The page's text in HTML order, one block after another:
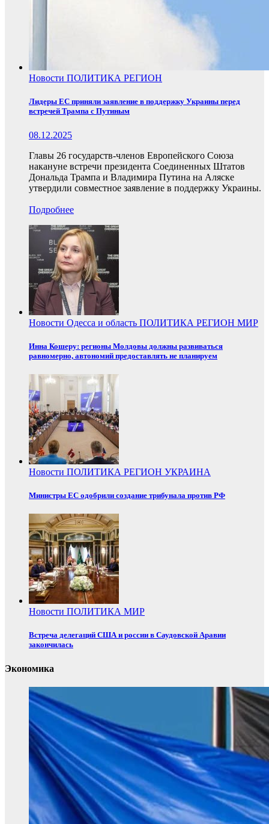
Новости ПОЛИТИКА РЕГИОН
Лидеры ЕС приняли заявление в поддержку Украины перед
встречей Трампа с Путиным
08.12.2025
Главы 26 государств-членов Европейского Союза
накануне встречи президента Соединенных Штатов
Дональда Трампа и Владимира Путина на Аляске
утвердили совместное заявление в поддержку Украины.
Подробнее
Новости Одесса и область ПОЛИТИКА РЕГИОН МИР
Инна Кошеру: регионы Молдовы должны развиваться
равномерно, автономий предоставлять не планируем
Новости ПОЛИТИКА РЕГИОН УКРАИНА
Министры ЕС одобрили создание трибунала против РФ
Новости ПОЛИТИКА МИР
Встреча делегаций США и россии в Саудовской Аравии
закончилась
Экономика